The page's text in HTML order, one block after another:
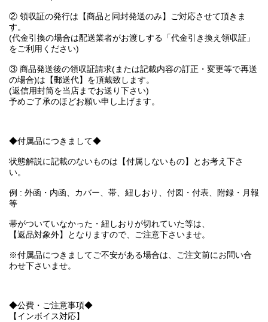
② 領収証の発行は【商品と同封発送のみ】ご対応させて頂きま
す。
(代金引換の場合は配送業者がお渡しする「代金引き換え領収証」
をご利用ください)
③ 商品発送後の領収証請求(または記載内容の訂正・変更等で再送
の場合)は【郵送代】を頂戴致します。
(返信用封筒を当店までお送り下さい)
予めご了承のほどお願い申し上げます。
◆付属品につきまして◆
状態解説に記載のないものは【付属しないもの】とお考え下さ
い。
例 : 外函・内函、カバー、帯、紐しおり、付図・付表、附録・月報
等
帯がついていなかった・紐しおりが切れていた等は、
【返品対象外】となりますので、ご注意下さいませ。
※付属品につきましてご不安がある場合は、ご注文前にお問い合
わせ下さいませ。
◆公費・ご注意事項◆
【インボイス対応】